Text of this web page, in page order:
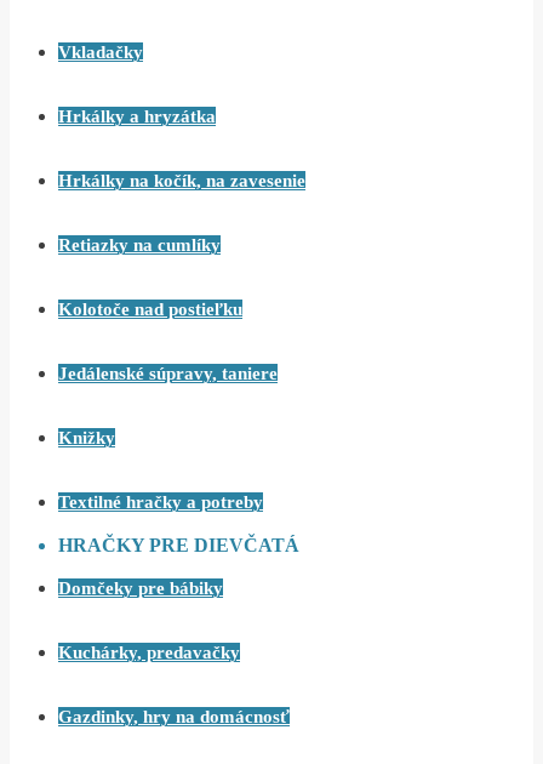
Vkladačky
Hrkálky a hryzátka
Hrkálky na kočík, na zavesenie
Retiazky na cumlíky
Kolotoče nad postieľku
Jedálenské súpravy, taniere
Knižky
Textilné hračky a potreby
HRAČKY PRE DIEVČATÁ
Domčeky pre bábiky
Kuchárky, predavačky
Gazdinky, hry na domácnosť